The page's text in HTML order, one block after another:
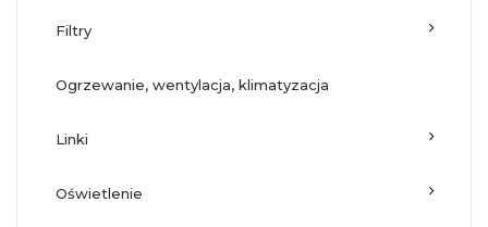
filtry
ogrzewanie, wentylacja, klimatyzacja
linki
oświetlenie